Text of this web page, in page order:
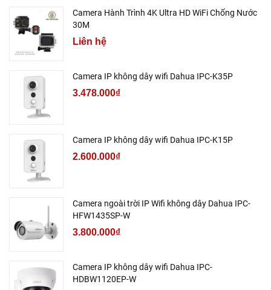
Camera Hành Trình 4K Ultra HD WiFi Chống Nước
30M
Liên hệ
Camera IP không dây wifi Dahua IPC-K35P
3.478.000₫
Camera IP không dây wifi Dahua IPC-K15P
2.600.000₫
Camera ngoài trời IP Wifi không dây Dahua IPC-
HFW1435SP-W
3.800.000₫
Camera IP không dây wifi Dahua IPC-
HDBW1120EP-W